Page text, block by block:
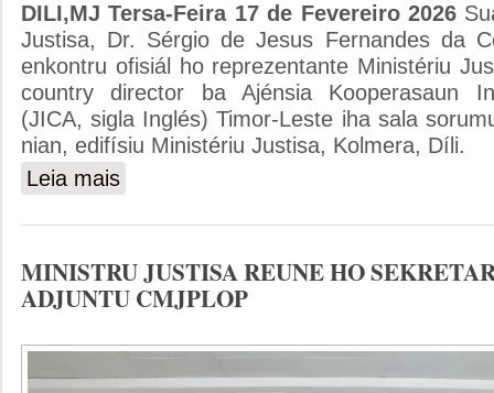
DILI,MJ Tersa-Feira 17 de Fevereiro 2026
Justisa, Dr. Sérgio de Jesus Fernandes da
enkontru ofisiál ho reprezentante Ministériu
country director ba Ajénsia Kooperasaun
(JICA, sigla Inglés) Timor-Leste iha sala
nian, edifísiu Ministériu Justisa, Kolmera, Díli.
Leia mais
TIMOR-LESTE
MINISTRU JUSTISA REUNE HO
ADJUNTU CMJPLOP